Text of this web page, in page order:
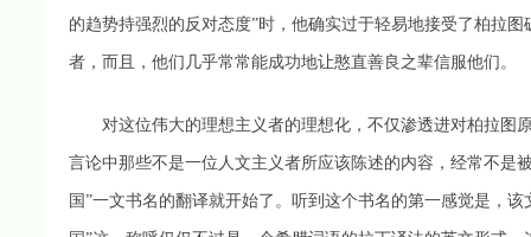
的趋势持强烈的反对态度”时，他确实过于轻易地接受了柏拉
者，而且，他们几乎常常能成功地让憨直善良之辈信服他们。
对这位伟大的理想主义者的理想化，不仅渗透进对柏拉图
言论中那些不是一位人文主义者所应该陈述的内容，经常不是
国”一文书名的翻译就开始了。听到这个书名的第一感觉是，